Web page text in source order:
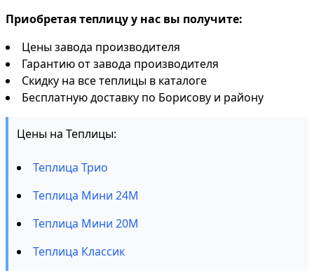
Приобретая теплицу у нас вы получите:
Цены завода производителя
Гарантию от завода производителя
Скидку на все теплицы в каталоге
Бесплатную доставку по Борисову и району
Цены на Теплицы:
Теплица Трио
Теплица Мини 24М
Теплица Мини 20М
Теплица Классик